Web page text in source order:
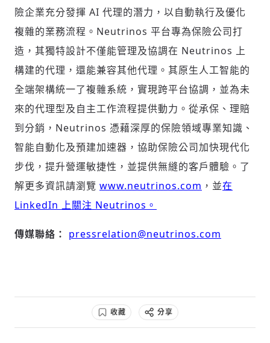
險企業充分發揮 AI 代理的潛力，以自動執行及優化
複雜的業務流程。Neutrinos 平台專為保險公司打
造，其獨特設計不僅能管理及協調在 Neutrinos 上
構建的代理，還能兼容其他代理。其原生人工智能的
全端架構統一了複雜系統，實現跨平台協調，並為未
來的代理型及自主工作流程提供動力。從承保、理賠
到分銷，Neutrinos 憑藉深厚的保險領域專業知識、
智能自動化及預建加速器，協助保險公司加快現代化
步伐，提升營運敏捷性，並提供無縫的客戶體驗。了
解更多資訊請瀏覽 www.neutrinos.com ，並在
LinkedIn 上關注 Neutrinos。
傳媒聯絡： pressrelation@neutrinos.com
收藏 分享